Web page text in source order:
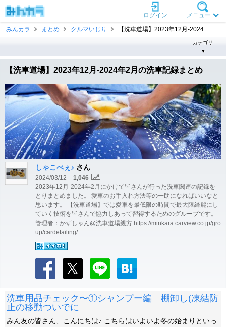
メニュー
ログイン
みんカラ
まとめ クルマいじり 【洗車道場】2023年12月-2024 ...
カテゴリ
▼
【洗車道場】2023年12月-2024年2月の洗車記録まとめ
しゃこべぇ♪ さん
2024/03/12
1,046
2023年12月-2024年2月にかけて皆さんが行った洗車関連の記録を
とりまとめました。 愛車のお手入れ方法等の一助になればいいなと
思います。 【洗車道場】では愛車を最低限の時間で最大限綺麗にし
ていく技術を皆さんで協力しあって習得するためのグループです。
管理者：かずしゃん@洗車道場親方 https://minkara.carview.co.jp/gro
up/cardetailing/
洗車用品チェック〜①シャンプー編 棚卸し(凍結防
止の移動ついでに
みん友の皆さん、こんにちは♪ こちらはいよいよ冬の始まりといっ